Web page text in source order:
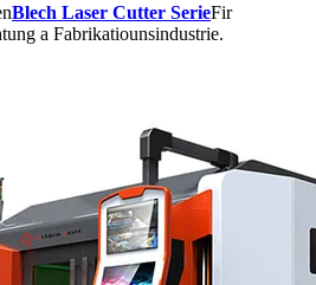
Blech Laser Cutter SerieFir
a Fabrikatiounsindustrie.